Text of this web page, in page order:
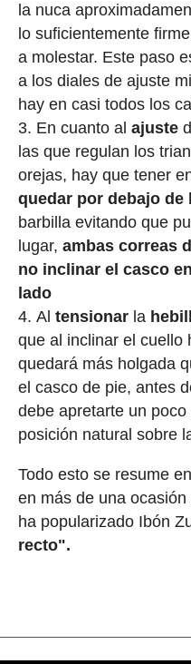
la nuca
lo suficientemente
a molestar. Este paso
a los diales de ajuste
hay en casi todos los
En cuanto al ajuste
las que regulan los
orejas, hay que tener
quedar por debajo de
barbilla evitando que
lugar, ambas correas
no inclinar el casco
lado
Al tensionarla
que al inclinar el cuello
quedará más holgada
el casco de pie, antes
debe apretarte un
posición natural sobre
Todo esto se resume
en más de una
ha popularizado Ibón
recto".